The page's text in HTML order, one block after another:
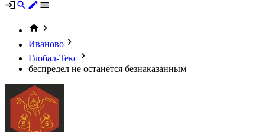
Иваново
Глобал-Текс
беспредел не останется безнаказанным